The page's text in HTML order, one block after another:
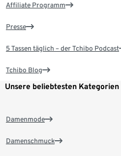
Affiliate Programm
Presse
5 Tassen täglich – der Tchibo Podcast
Tchibo Blog
Unsere beliebtesten Kategorien
Damenmode
Damenschmuck